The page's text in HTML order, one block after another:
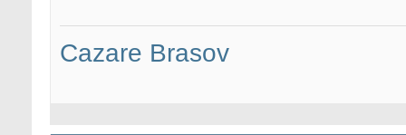
Cazare Brasov